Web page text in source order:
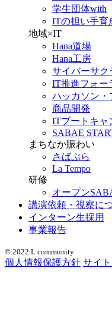
学生団体with
ITの担い手育
地域×IT
Hana道場
Hana工房
サイバーサク
IT推進フォー
ハッカソン・
商品開発
ITブートキャ
SABAE
まちなか賑わい
さばぷら
La Tempo
研修
オープン
講演依頼・視察に
インターン生採用
事業報告
© 2022 L community.
個人情報保護方針 サイ